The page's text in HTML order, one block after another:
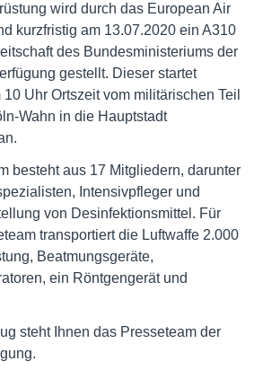
wird durch das European Air
kurzfristig am 13.07.2020 ein A310
des Bundesministeriums der
gestellt. Dieser startet
Uhr Ortszeit vom militärischen Teil
Wahn in die Hauptstadt
besteht aus 17 Mitgliedern, darunter
Intensivpfleger und
von Desinfektionsmittel. Für
transportiert die Luftwaffe 2.000
Beatmungsgeräte,
ein Röntgengerät und
steht Ihnen das Presseteam der